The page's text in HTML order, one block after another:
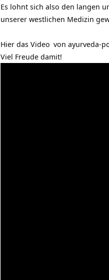
Es lohnt sich also den langen
unserer westlichen Medizin
Hier das Video von ayurveda-
Viel Freude damit!